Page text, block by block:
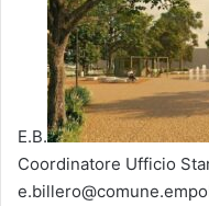
E.B.
Coordinatore Ufficio